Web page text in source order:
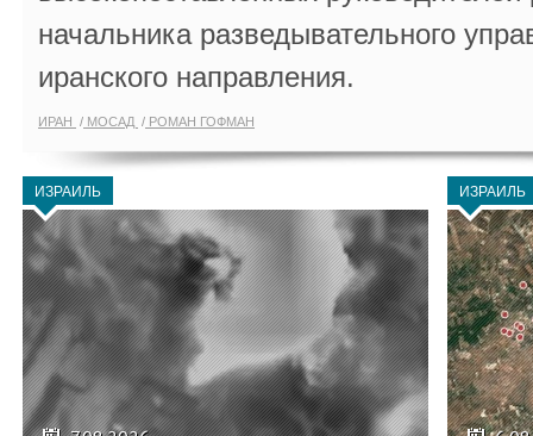
начальника разведывательного
иранского направления.
ИРАН МОСАД РОМАН ГОФМАН
ИЗРАИЛЬ ИЗРАИЛЬ